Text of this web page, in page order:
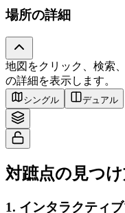
場所の詳細
地図をクリック、検索
の詳細を表示します。
Tiles © Esri — Source: Esri, i-
Getmapping, Aerogrid, IGN,
シングル デュアル
対蹠点の見つ
1. インタラクティ